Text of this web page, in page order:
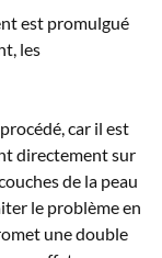
est promulgué
les
car il est
directement sur
de la peau
le problème en
une double